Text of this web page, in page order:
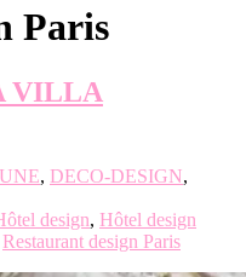
Paris
VILLA
, DECO-DESIGN,
design, Hôtel design
Restaurant design Paris